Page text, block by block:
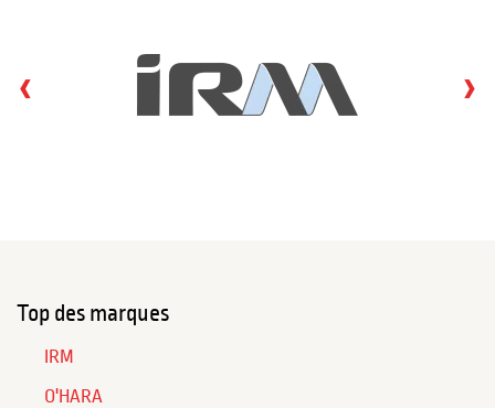
‹ ›
Top des marques
IRM
O'HARA